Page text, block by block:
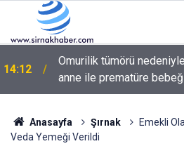
14:12
Omurilik tümörü
anne ile prematüre
Anasayfa Şırnak
Emekli
Veda Yemeği Verildi